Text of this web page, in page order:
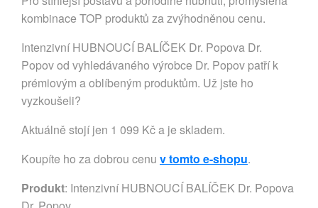
kombinace TOP produktů za zvýhodněnou cenu.
Intenzivní HUBNOUCÍ BALÍČEK Dr. Popova Dr.
Popov od vyhledávaného výrobce Dr. Popov patří k
prémiovým a oblíbeným produktům. Už jste ho
vyzkoušeli?
Aktuálně stojí jen 1 099 Kč a je skladem.
Koupíte ho za dobrou cenu v tomto e-shopu.
Produkt: Intenzivní HUBNOUCÍ BALÍČEK Dr. Popova